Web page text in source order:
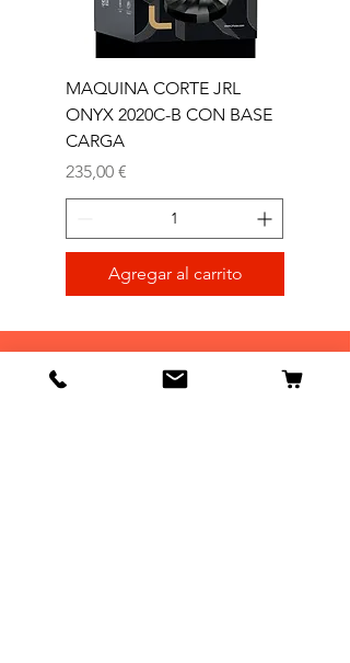
MAQUINA CORTE JRL
ONYX 2020C-B CON BASE
CARGA
Precio
235,00 €
Agregar al carrito